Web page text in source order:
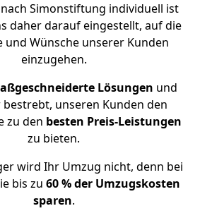
Simonstiftung individuell ist
daher darauf eingestellt, auf die
und Wünsche unserer Kunden
einzugehen.
Lösungen und
unseren Kunden den
zu den besten Preis-Leistungen
zu bieten.
wird Ihr Umzug nicht, denn bei
bis zu 60 % der Umzugskosten
sparen.